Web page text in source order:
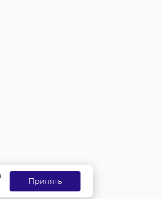
Принять